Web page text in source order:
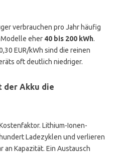
verbrauchen pro Jahr häufig
eher 40 bis 200 kWh.
EUR/kWh sind die reinen
oft deutlich niedriger.
der Akku die
Lithium-Ionen-
Ladezyklen und verlieren
an Kapazität. Ein Austausch